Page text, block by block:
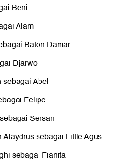
Beni
Alam
Baton Damar
Djarwo
sebagai Abel
Felipe
Sersan
Alaydrus sebagai Little Agus
sebagai Fianita